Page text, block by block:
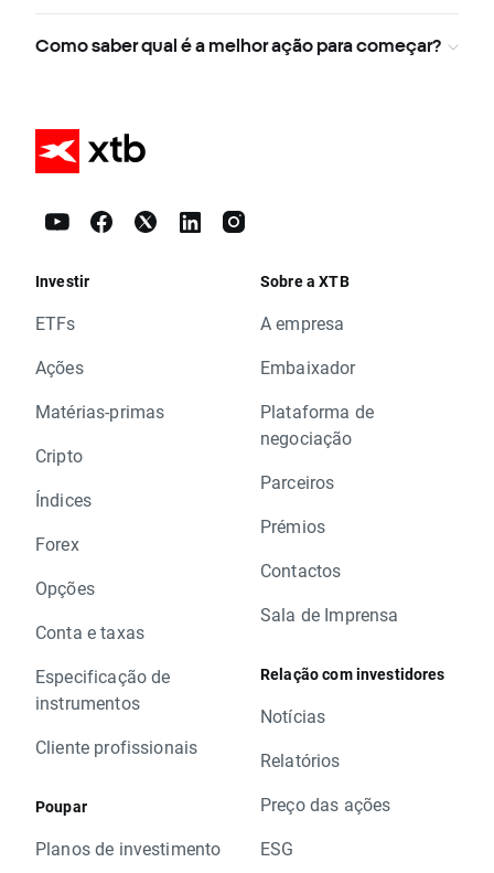
Como saber qual é a melhor ação para começar?
Investir
ETFs
Ações
Matérias-primas
Cripto
Índices
Forex
Opções
Conta e taxas
Especificação de
instrumentos
Cliente profissionais
Poupar
Planos de investimento
Sobre a XTB
A empresa
Embaixador
Plataforma de
negociação
Parceiros
Prémios
Contactos
Sala de Imprensa
Relação com investidores
Notícias
Relatórios
Preço das ações
ESG